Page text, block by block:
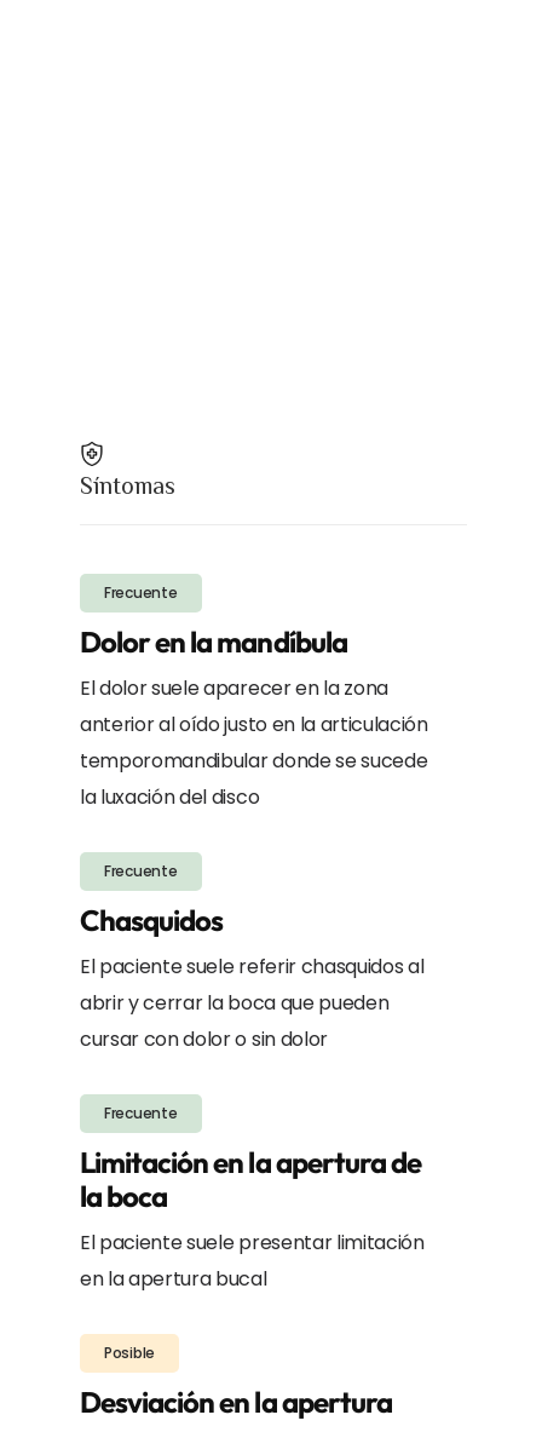
Síntomas
Frecuente
Dolor en la mandíbula
El dolor suele aparecer en la zona
anterior al oído justo en la articulación
temporomandibular donde se sucede
la luxación del disco
Frecuente
Chasquidos
El paciente suele referir chasquidos al
abrir y cerrar la boca que pueden
cursar con dolor o sin dolor
Frecuente
Limitación en la apertura de
la boca
El paciente suele presentar limitación
en la apertura bucal
Posible
Desviación en la apertura